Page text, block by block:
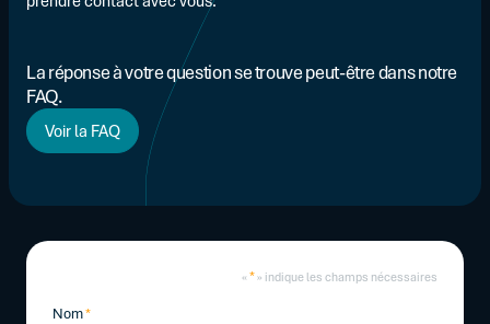
La réponse à votre question se trouve peut-être dans notre
FAQ.
Voir la FAQ
« *» indique les champs nécessaires
Nom*